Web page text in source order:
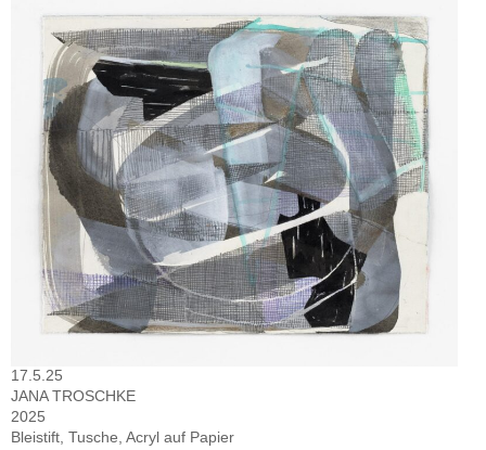
17.5.25
JANA TROSCHKE
2025
Bleistift, Tusche, Acryl auf Papier